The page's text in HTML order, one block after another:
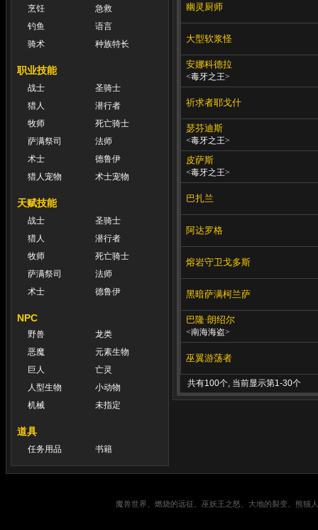
烹饪
急救
钓鱼
语言
骑术
种族特长
职业技能
战士
圣骑士
猎人
潜行者
牧师
死亡骑士
萨满祭司
法师
术士
德鲁伊
猎人宠物
术士宠物
天赋技能
战士
圣骑士
猎人
潜行者
牧师
死亡骑士
萨满祭司
法师
术士
德鲁伊
NPC
野兽
龙类
恶魔
元素生物
巨人
亡灵
人型生物
小动物
机械
未指定
道具
任务用品 书籍
幽灵厨师
大型软浆怪
安娜科德拉
<毒牙之王>
祈求者耶戈什
瑟芬迪斯
<毒牙之王>
皮萨斯
<毒牙之王>
巴扎兰
阿达罗格
熔岩守卫戈多斯
黑暗萨满柯兰萨
巴隆·朗绍尔
<南海海盗>
巫翼游荡者
共有100个, 当前显示第1-30个
魔兽世界、燃烧的远征、巫妖王之怒、大地的裂变、熊猫